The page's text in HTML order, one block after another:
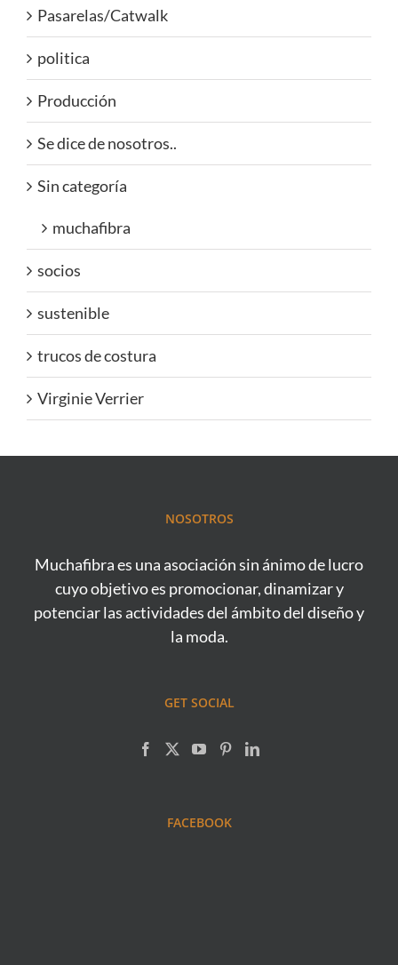
Pasarelas/Catwalk
politica
Producción
Se dice de nosotros..
Sin categoría
muchafibra
socios
sustenible
trucos de costura
Virginie Verrier
NOSOTROS
Muchafibra es una asociación sin ánimo de lucro
cuyo objetivo es promocionar, dinamizar y
potenciar las actividades del ámbito del diseño y
la moda.
GET SOCIAL
FACEBOOK